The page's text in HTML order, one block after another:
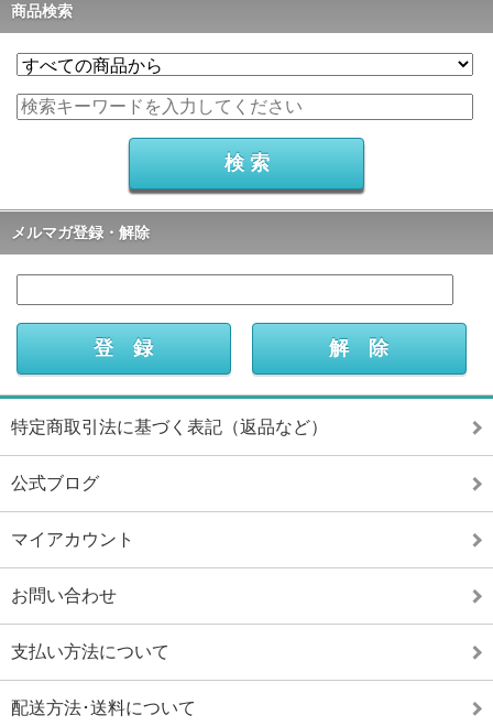
商品検索
メルマガ登録・解除
特定商取引法に基づく表記（返品など）
公式ブログ
マイアカウント
お問い合わせ
支払い方法について
配送方法･送料について